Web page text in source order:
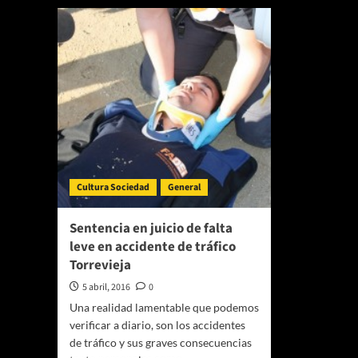
Cultura Sociedad General
Sentencia en juicio de falta
leve en accidente de tráfico
Torrevieja
5 abril, 2016
0
Una realidad lamentable que podemos
verificar a diario, son los accidentes
de tráfico y sus graves consecuencias